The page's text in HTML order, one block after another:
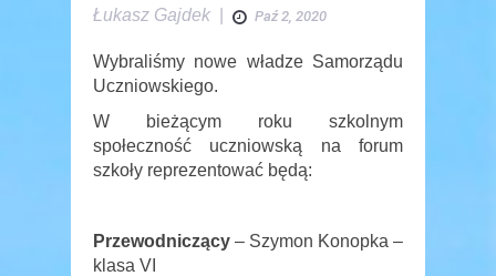
Łukasz Gajdek Paź 2, 2020
Wybraliśmy nowe władze Samorządu
Uczniowskiego.
W bieżącym roku szkolnym
społeczność uczniowską na forum
szkoły reprezentować będą:
Przewodniczący – Szymon Konopka –
klasa VI